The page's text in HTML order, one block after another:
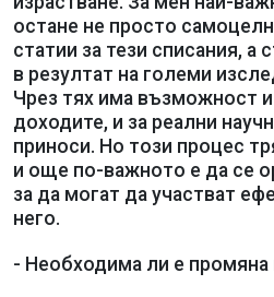
остане не просто
статии за тези списания, а
в резултат на големи
Чрез тях има възможност и
доходите, и за реални
приноси. Но този процес
и още по-важното е да се
за да могат да участват
него.
- Необходима ли е промяна